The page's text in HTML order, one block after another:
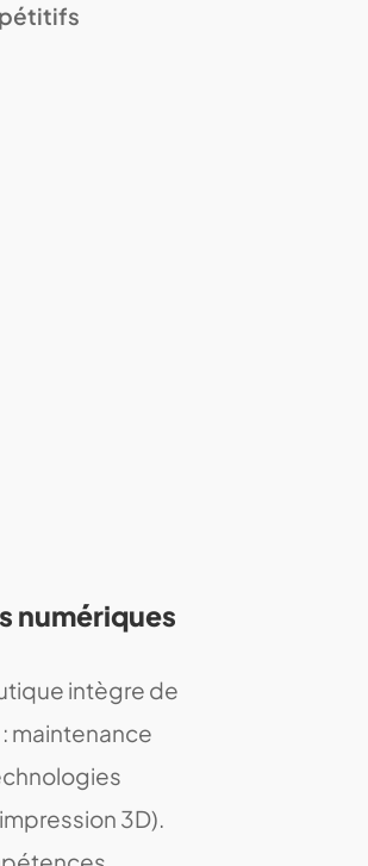
numériques
intègre de
maintenance
3D).